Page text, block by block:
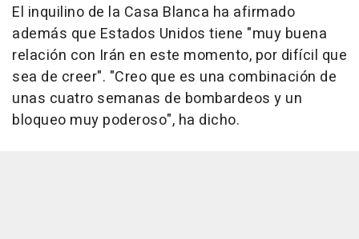
El inquilino de la Casa Blanca ha afirmado
además que Estados Unidos tiene "muy buena
relación con Irán en este momento, por difícil que
sea de creer". "Creo que es una combinación de
unas cuatro semanas de bombardeos y un
bloqueo muy poderoso", ha dicho.